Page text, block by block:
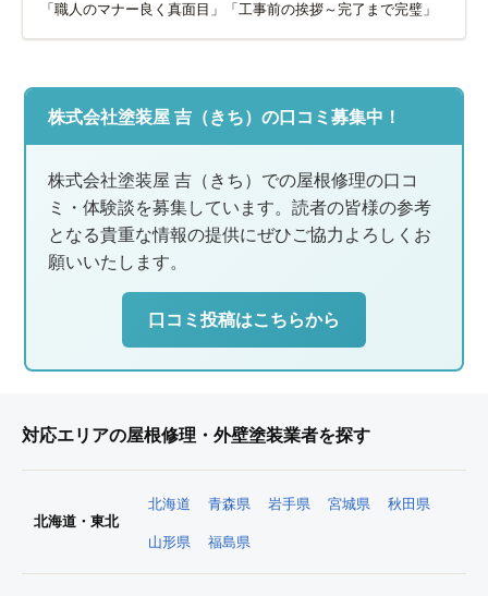
「職人のマナー良く真面目」「工事前の挨拶～完了まで完璧」
株式会社塗装屋 吉（きち）の口コミ募集中！
株式会社塗装屋 吉（きち）での屋根修理の口コ
ミ・体験談を募集しています。読者の皆様の参考
となる貴重な情報の提供にぜひご協力よろしくお
願いいたします。
口コミ投稿はこちらから
対応エリアの屋根修理・外壁塗装業者を探す
北海道・東北
北海道 青森県 岩手県 宮城県 秋田県
山形県 福島県